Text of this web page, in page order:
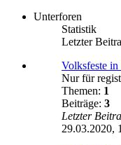
Unterforen
Statistik
Letzter
Volksfeste
Nur für
Themen: 1
Beiträge: 3
Letzter
29.03.2020,